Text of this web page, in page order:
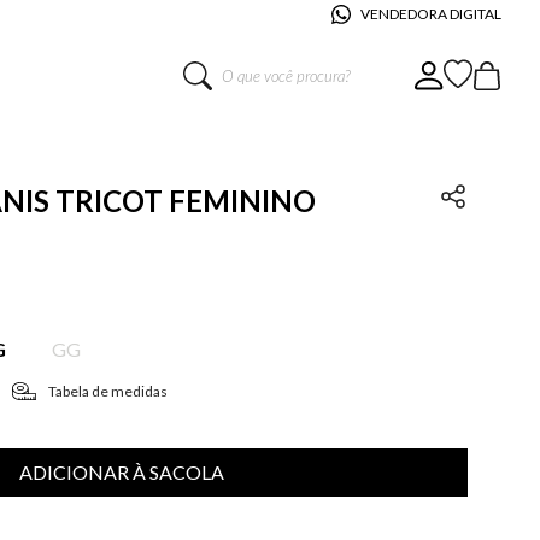
VENDEDORA DIGITAL
O que você procura?
TRICOT FEMININO
GG
Tabela de medidas
ADICIONAR À SACOLA